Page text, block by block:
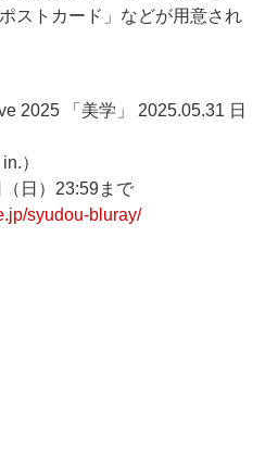
ストカード」などが用意され
2025 「美学」 2025.05.31 日
）
日）23:59まで
syudou-bluray/